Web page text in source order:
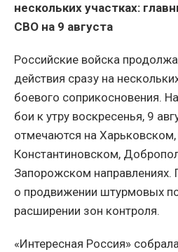
нескольких участках:
СВО на 9 августа
Российские войска
действия сразу на
боевого соприкосновения.
бои к утру воскресенья, 9
отмечаются на
Константиновском,
Запорожском
о продвижении штурмовых
расширении зон контроля.
«Интересная Россия»